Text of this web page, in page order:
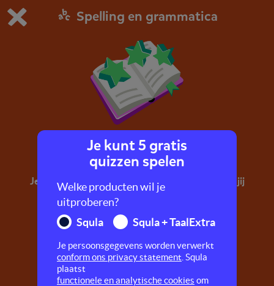
Dit is de gratis demo van Squla.
Bestel nu
0 1
Spelling en grammatica
Zinnen
Je ziet steeds een stukje van een vertelzin. Kun jij
de zin goed afmaken?
Je kunt 5 gratis
quizzen spelen
Welke producten wil je
uitproberen?
Squla
Squla + TaalExtra
Je persoonsgegevens worden verwerkt
conform ons privacy statement . Squla
plaatst
functionele en analytische cookies om